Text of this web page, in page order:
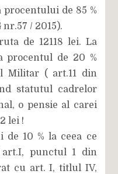
de 85 %
/ 2015).
de 12118 lei. La
procentul de 20 %
Militar ( art.11 din
statutul cadrelor
o pensie al carei
lei !
10 % la ceea ce
punctul 1 din
cu art. I, titlul IV,